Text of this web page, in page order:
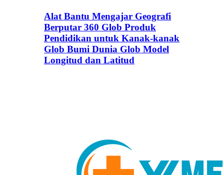
Alat Bantu Mengajar Geografi
Berputar 360 Glob Produk
Pendidikan untuk Kanak-kanak
Glob Bumi Dunia Glob Model
Longitud dan Latitud